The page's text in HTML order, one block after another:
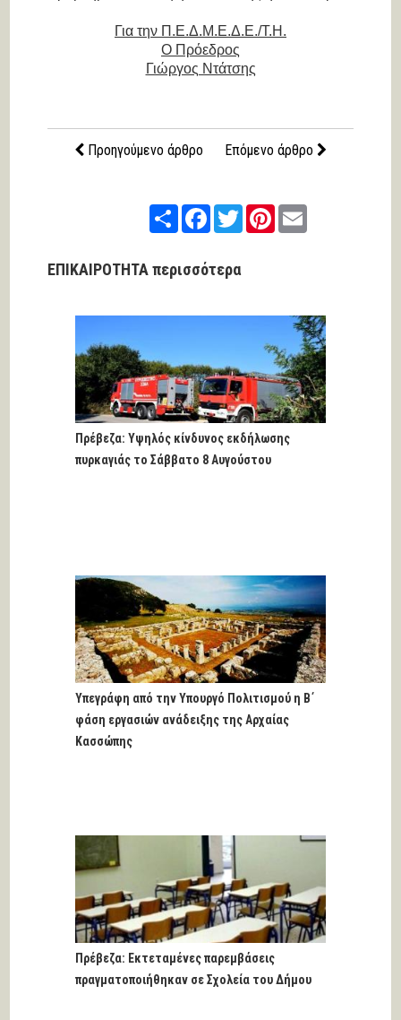
Για την Π.Ε.Δ.Μ.Ε.Δ.Ε./Τ.Η.
Ο Πρόεδρος
Γιώργος Ντάτσης
Προηγούμενο άρθρο Επόμενο άρθρο
ShareFacebook
TwitterPinterestEmail
ΕΠΙΚΑΙΡΟΤΗΤΑ περισσότερα
Πρέβεζα: Υψηλός κίνδυνος εκδήλωσης
πυρκαγιάς το Σάββατο 8 Αυγούστου
Υπεγράφη από την Υπουργό Πολιτισμού η Β΄
φάση εργασιών ανάδειξης της Αρχαίας
Κασσώπης
Πρέβεζα: Εκτεταμένες παρεμβάσεις
πραγματοποιήθηκαν σε Σχολεία του Δήμου